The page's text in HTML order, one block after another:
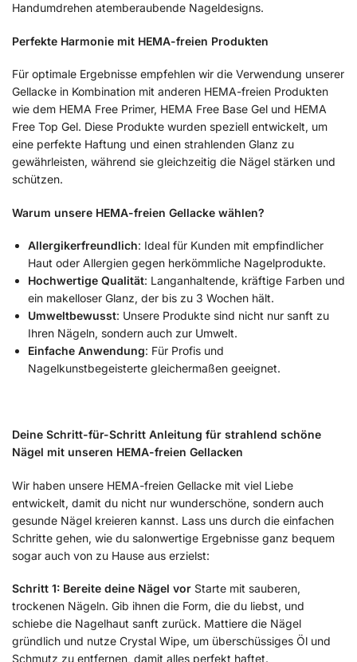
Handumdrehen atemberaubende Nageldesigns.
Perfekte Harmonie mit HEMA-freien Produkten
Für optimale Ergebnisse empfehlen wir die Verwendung unserer
Gellacke in Kombination mit anderen HEMA-freien Produkten
wie dem HEMA Free Primer, HEMA Free Base Gel und HEMA
Free Top Gel. Diese Produkte wurden speziell entwickelt, um
eine perfekte Haftung und einen strahlenden Glanz zu
gewährleisten, während sie gleichzeitig die Nägel stärken und
schützen.
Warum unsere HEMA-freien Gellacke wählen?
Allergikerfreundlich: Ideal für Kunden mit empfindlicher
Haut oder Allergien gegen herkömmliche Nagelprodukte.
Hochwertige Qualität: Langanhaltende, kräftige Farben und
ein makelloser Glanz, der bis zu 3 Wochen hält.
Umweltbewusst: Unsere Produkte sind nicht nur sanft zu
Ihren Nägeln, sondern auch zur Umwelt.
Einfache Anwendung: Für Profis und
Nagelkunstbegeisterte gleichermaßen geeignet.
Deine Schritt-für-Schritt Anleitung für strahlend schöne
Nägel mit unseren HEMA-freien Gellacken
Wir haben unsere HEMA-freien Gellacke mit viel Liebe
entwickelt, damit du nicht nur wunderschöne, sondern auch
gesunde Nägel kreieren kannst. Lass uns durch die einfachen
Schritte gehen, wie du salonwertige Ergebnisse ganz bequem
sogar auch von zu Hause aus erzielst:
Schritt 1: Bereite deine Nägel vor Starte mit sauberen,
trockenen Nägeln. Gib ihnen die Form, die du liebst, und
schiebe die Nagelhaut sanft zurück. Mattiere die Nägel
gründlich und nutze Crystal Wipe, um überschüssiges Öl und
Schmutz zu entfernen, damit alles perfekt haftet.